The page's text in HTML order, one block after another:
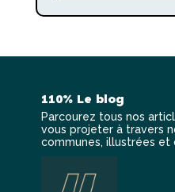
110% Le blog
Parcourez tous nos
vous projeter à travers
communes, illustrées et